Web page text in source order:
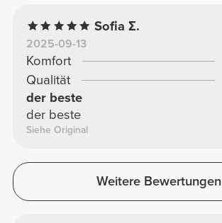
Sofia Σ.
2025-09-13
Komfort
Qualität
der beste
der beste
Siehe Original
Weitere Bewertungen